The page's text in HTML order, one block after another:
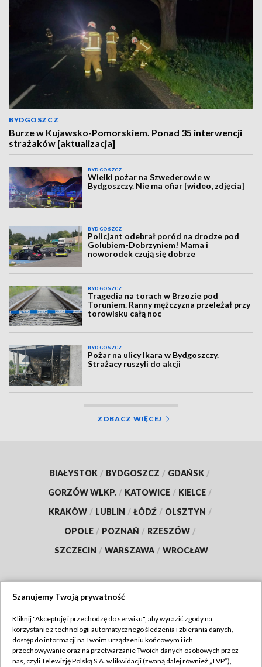
BYDGOSZCZ
Burze w Kujawsko-Pomorskiem. Ponad 35 interwencji
strażaków [aktualizacja]
BYDGOSZCZ
Wielki pożar na Szwederowie w
Bydgoszczy. Nie ma ofiar [wideo, zdjęcia]
BYDGOSZCZ
Policjant odebrał poród na drodze pod
Golubiem-Dobrzyniem! Mama i
noworodek czują się dobrze
BYDGOSZCZ
Tragedia na torach w Brzozie pod
Toruniem. Ranny mężczyzna przeleżał przy
torowisku całą noc
BYDGOSZCZ
Pożar na ulicy Ikara w Bydgoszczy.
Strażacy ruszyli do akcji
ZOBACZ WIĘCEJ
BIAŁYSTOK / BYDGOSZCZ / GDAŃSK /
GORZÓW WLKP. / KATOWICE / KIELCE /
KRAKÓW / LUBLIN / ŁÓDŹ / OLSZTYN /
OPOLE / POZNAŃ / RZESZÓW /
SZCZECIN / WARSZAWA / WROCŁAW
TVP
Abonament TVP
Regulamin TVP
Szanujemy Twoją prywatność
Kliknij "Akceptuję i przechodzę do serwisu", aby wyrazić zgody na
korzystanie z technologii automatycznego śledzenia i zbierania danych,
dostęp do informacji na Twoim urządzeniu końcowym i ich
przechowywanie oraz na przetwarzanie Twoich danych osobowych przez
nas, czyli Telewizję Polską S.A. w likwidacji (zwaną dalej również „TVP”),